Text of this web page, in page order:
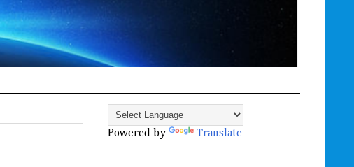
Powered by Translate